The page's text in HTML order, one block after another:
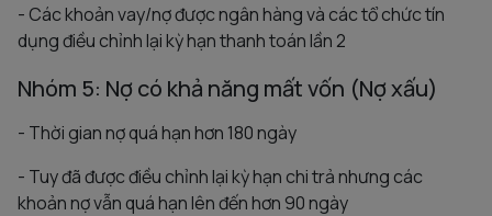
- Các khoản vay/nợ được ngân hàng và các tổ chức tín
dụng điều chỉnh lại kỳ hạn thanh toán lần 2
Nhóm 5: Nợ có khả năng mất vốn (Nợ xấu)
- Thời gian nợ quá hạn hơn 180 ngày
- Tuy đã được điều chỉnh lại kỳ hạn chi trả nhưng các
khoản nợ vẫn quá hạn lên đến hơn 90 ngày